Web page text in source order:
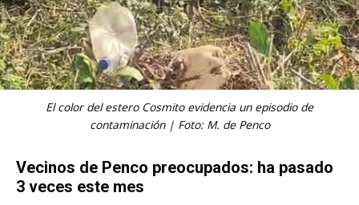
El color del estero Cosmito evidencia un episodio de
contaminación | Foto: M. de Penco
Vecinos de Penco preocupados: ha pasado
3 veces este mes